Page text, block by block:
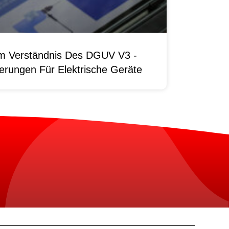
Verständnis Des DGUV V3 -
Für Elektrische Geräte